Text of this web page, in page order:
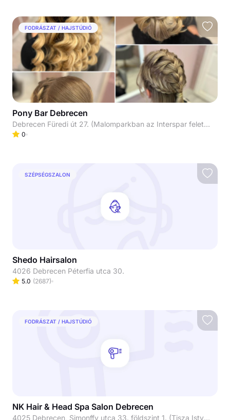
FODRÁSZAT / HAJSTÚDIÓ
Pony Bar Debrecen
Debrecen Füredi út 27. (Malomparkban az Interspar felett az emeleten)
0
SZÉPSÉGSZALON
Shedo Hairsalon
4026 Debrecen Péterfia utca 30.
5.0 (2687)
FODRÁSZAT / HAJSTÚDIÓ
NK Hair & Head Spa Salon Debrecen
4025 Debrecen, Simonffy utca 33. földszint 1. (Tisza István utca felől van a bejárat)